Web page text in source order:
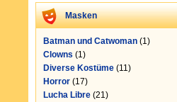
Masken
Batman und Catwoman (1)
Clowns (1)
Diverse Kostüme (11)
Horror (17)
Lucha Libre (21)